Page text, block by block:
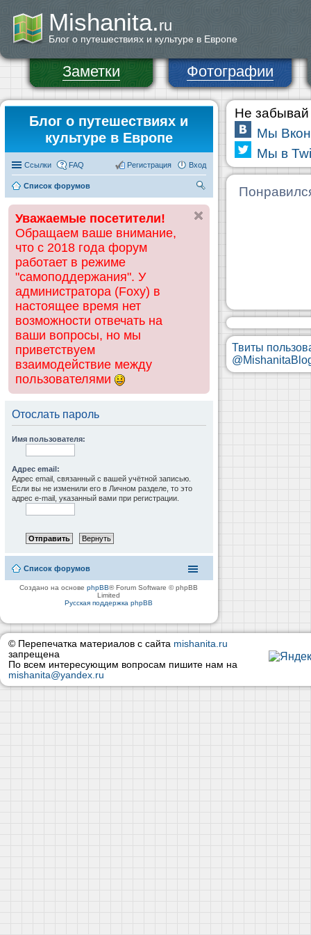
Mishanita.ru
Блог о путешествиях и культуре в Европе
Заметки Фотографии
Блог о путешествиях и
культуре в Европе
Ссылки FAQ Вход
Регистрация
Список форумов
ск
Уважаемые посетители!
Обращаем ваше внимание,
что с 2018 года форум
работает в режиме
"самоподдержания". У
администратора (Foxy) в
настоящее время нет
возможности отвечать на
ваши вопросы, но мы
приветствуем
взаимодействие между
пользователями
Отослать пароль
Имя пользователя:
Адрес email:
Адрес email, связанный с вашей учётной записью.
Если вы не изменили его в Личном разделе, то это
адрес e-mail, указанный вами при регистрации.
Список форумов
Создано на основеphpBB® Forum Software © phpBB
Limited
Русская поддержка phpBB
Не забывай
Мы
Мы в
Твиты
© Перепечатка материалов с сайта mishanita.ru
запрещена
По всем интересующим вопросам пишите нам на
mishanita@yandex.ru